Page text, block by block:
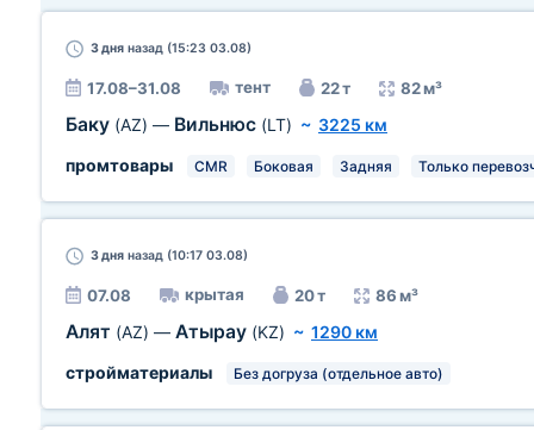
3 дня назад (15:23 03.08)
17.08–31.08 тент 22 т 82 м³
Баку (AZ) — Вильнюс (LT) ~ 3225 км
промтовары
CMR Боковая Задняя Только
3 дня назад (10:17 03.08)
07.08 крытая 20 т 86 м³
Алят (AZ) — Атырау (KZ) ~ 1290 км
стройматериалы
Без догруза (отдельное авто)